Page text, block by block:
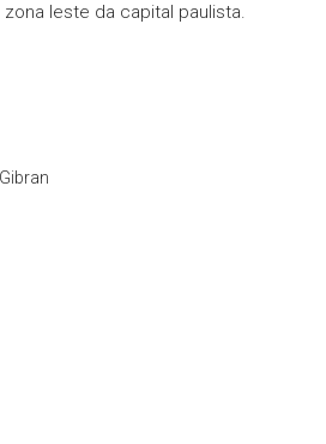
leste da capital paulista.